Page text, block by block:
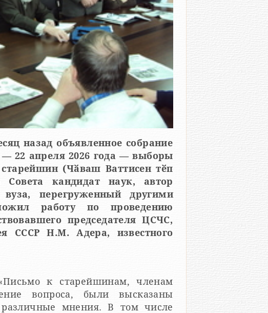
назад объявленное собрание
— 22 апреля 2026 года — выборы
(Чӑваш Ваттисен тӗп
Совета кандидат наук, автор
перегруженный другими
работу по проведению
председателя ЦСЧС,
СССР Н.М. Адера, известного
к старейшинам, членам
вопроса, были высказаны
мнения. В том числе